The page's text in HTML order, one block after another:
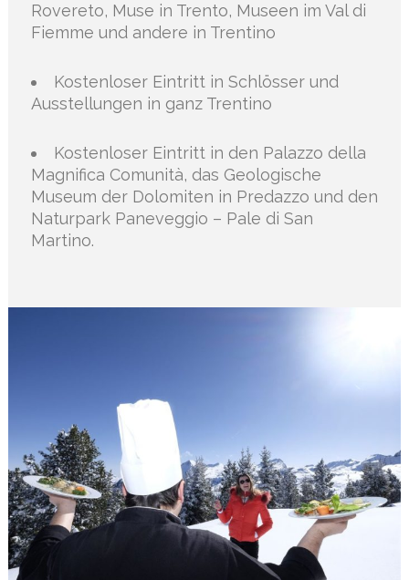
Rovereto, Muse in Trento, Museen im Val di
Fiemme und andere in Trentino
Kostenloser Eintritt in Schlösser und
Ausstellungen in ganz Trentino
Kostenloser Eintritt in den Palazzo della
Magnifica Comunità, das Geologische
Museum der Dolomiten in Predazzo und den
Naturpark Paneveggio – Pale di San
Martino.